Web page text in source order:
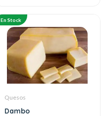
En Stock
Quesos
Dambo